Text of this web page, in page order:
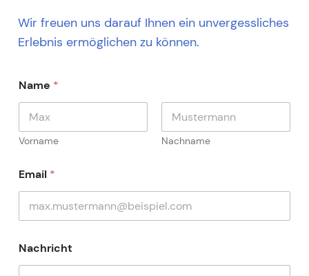
Wir freuen uns darauf Ihnen ein unvergessliches
Erlebnis ermöglichen zu können.
Name *
Vorname Nachname
Email *
a
c
Nachricht